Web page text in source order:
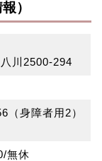
）
川2500-294
身障者用2）
無休